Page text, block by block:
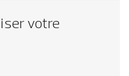
votre